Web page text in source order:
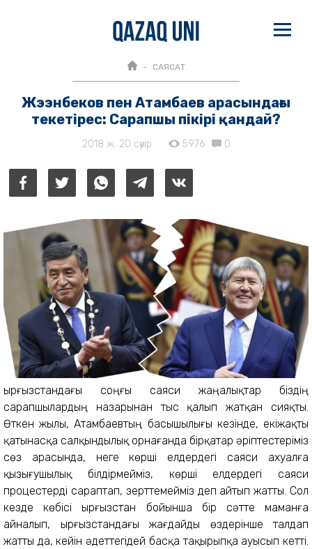
САЯСАТ
Жээнбеков пен Атамбаев арасындағы
текетірес: Сарапшы пікірі қандай?
2018 ж. 20 сәуір 5976 0
Қырғызстандағы соңғы саяси жаңалықтар біздің
сарапшылардың назарынан тыс қалып жатқан сияқты.
Өткен жылы, Атамбаевтың басышылығы кезінде, екіжақты
қатынасқа салқындылық орнағанда бірқатар әріптестеріміз
сөз арасында, неге көрші елдердегі саяси ахуалға
қызығушылық білдірмейміз, көрші елдердегі саяси
процестерді сараптап, зерттемейміз деп айтып жатты. Сол
кезде көбісі Қырғызстан бойынша бір сәтте маманға
айналып, Қырғызстандағы жағдайды өздерінше талдап
жатты да, кейін әдеттегідей басқа тақырыпқа ауысып кетті.